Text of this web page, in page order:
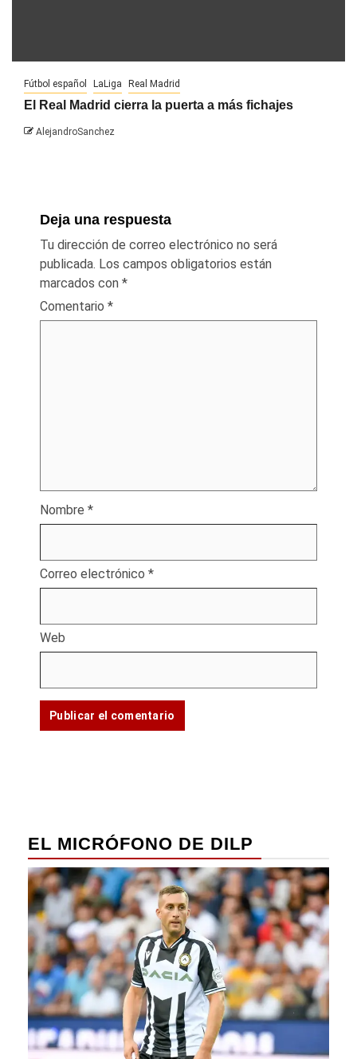
Fútbol español LaLiga Real Madrid
El Real Madrid cierra la puerta a más fichajes
AlejandroSanchez
Deja una respuesta
Tu dirección de correo electrónico no será
publicada. Los campos obligatorios están
marcados con *
Comentario *
Nombre *
Correo electrónico *
Web
EL MICRÓFONO DE DILP